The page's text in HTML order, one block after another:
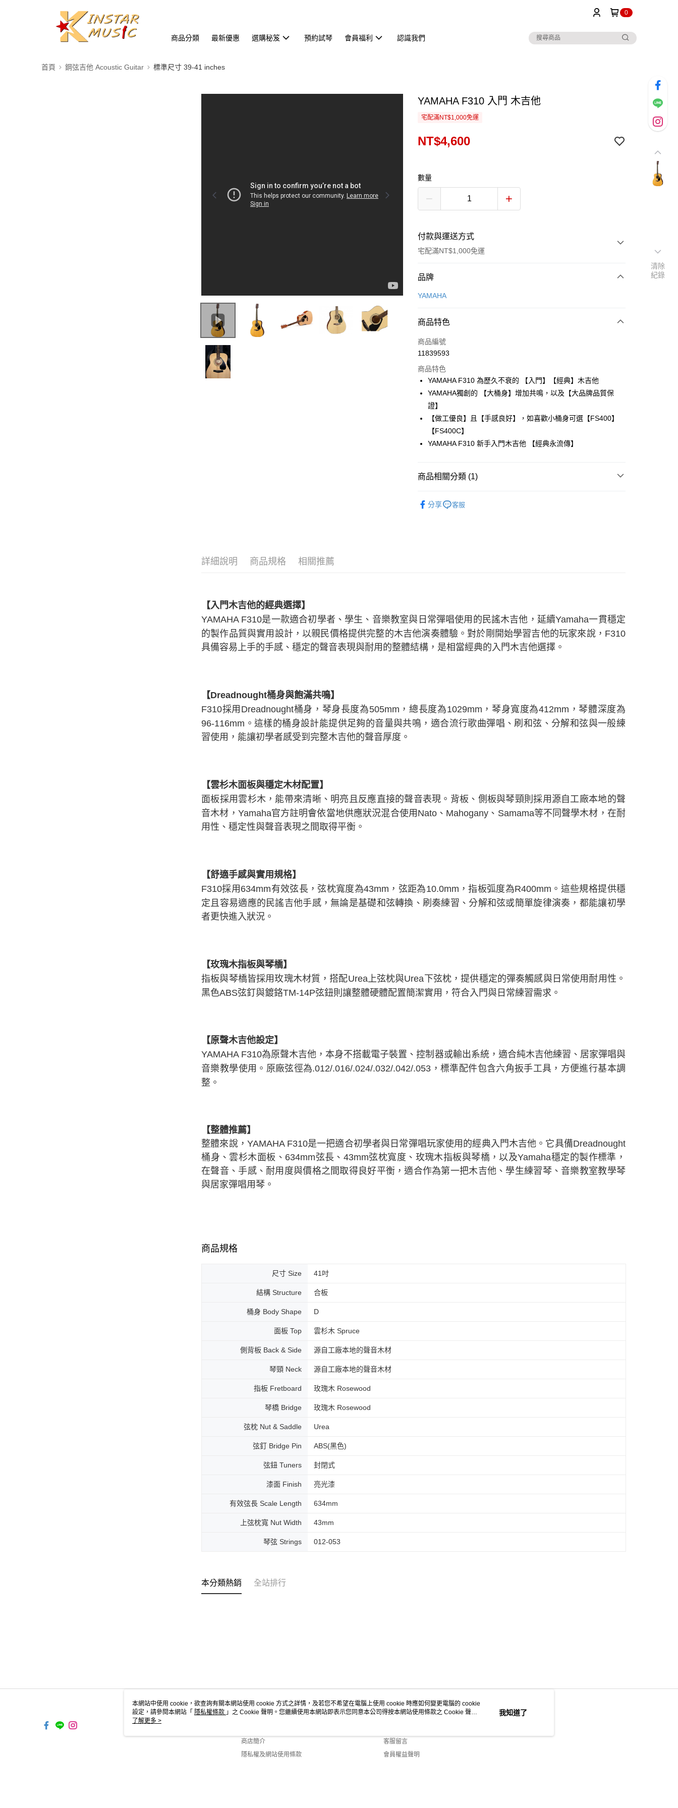
0
商品分類 最新優惠 選購秘笈 預約試琴 會員福利 認識我們
首頁 鋼弦吉他 Acoustic Guitar 標準尺寸 39-41 inches
YAMAHA F310 入門 木吉他
宅配滿NT$1,000免運
NT$4,600
數量
付款與運送方式
宅配滿NT$1,000免運
付款方式
信用卡一次付款
街口支付
悠遊付
ATM付款
運送方式
每筆NT$60，滿NT$1,000(含以上)免運費
品牌
YAMAHA
商品特色
商品編號
11839593
商品特色
YAMAHA F310 為歷久不衰的 【入門】【經典】木吉他
YAMAHA獨創的 【大桶身】增加共鳴，以及【大品牌品質保
證】
【做工優良】且【手感良好】，如喜歡小桶身可選【FS400】
【FS400C】
YAMAHA F310 新手入門木吉他 【經典永流傳】
商品相關分類 (1)
分享
客服
詳細說明 商品規格 相關推薦
【入門木吉他的經典選擇】
YAMAHA F310是一款適合初學者、學生、音樂教室與日常彈唱使用的民謠木吉他，延續Yamaha一貫穩定
的製作品質與實用設計，以親民價格提供完整的木吉他演奏體驗。對於剛開始學習吉他的玩家來說，F310
具備容易上手的手感、穩定的聲音表現與耐用的整體結構，是相當經典的入門木吉他選擇。
【Dreadnought桶身與飽滿共鳴】
F310採用Dreadnought桶身，琴身長度為505mm，總長度為1029mm，琴身寬度為412mm，琴體深度為
96-116mm。這樣的桶身設計能提供足夠的音量與共鳴，適合流行歌曲彈唱、刷和弦、分解和弦與一般練
習使用，能讓初學者感受到完整木吉他的聲音厚度。
【雲杉木面板與穩定木材配置】
面板採用雲杉木，能帶來清晰、明亮且反應直接的聲音表現。背板、側板與琴頸則採用源自工廠本地的聲
音木材，Yamaha官方註明會依當地供應狀況混合使用Nato、Mahogany、Samama等不同聲學木材，在耐
用性、穩定性與聲音表現之間取得平衡。
【舒適手感與實用規格】
F310採用634mm有效弦長，弦枕寬度為43mm，弦距為10.0mm，指板弧度為R400mm。這些規格提供穩
定且容易適應的民謠吉他手感，無論是基礎和弦轉換、刷奏練習、分解和弦或簡單旋律演奏，都能讓初學
者更快進入狀況。
【玫瑰木指板與琴橋】
指板與琴橋皆採用玫瑰木材質，搭配Urea上弦枕與Urea下弦枕，提供穩定的彈奏觸感與日常使用耐用性。
黑色ABS弦釘與鍍鉻TM-14P弦鈕則讓整體硬體配置簡潔實用，符合入門與日常練習需求。
【原聲木吉他設定】
YAMAHA F310為原聲木吉他，本身不搭載電子裝置、控制器或輸出系統，適合純木吉他練習、居家彈唱與
音樂教學使用。原廠弦徑為.012/.016/.024/.032/.042/.053，標準配件包含六角扳手工具，方便進行基本調
整。
【整體推薦】
整體來說，YAMAHA F310是一把適合初學者與日常彈唱玩家使用的經典入門木吉他。它具備Dreadnought
桶身、雲杉木面板、634mm弦長、43mm弦枕寬度、玫瑰木指板與琴橋，以及Yamaha穩定的製作標準，
在聲音、手感、耐用度與價格之間取得良好平衡，適合作為第一把木吉他、學生練習琴、音樂教室教學琴
與居家彈唱用琴。
商品規格
尺寸 Size 41吋
結構 Structure 合板
桶身 Body Shape D
面板 Top 雲杉木 Spruce
側背板 Back & Side 源自工廠本地的聲音木材
琴頸 Neck 源自工廠本地的聲音木材
指板 Fretboard 玫瑰木 Rosewood
琴橋 Bridge 玫瑰木 Rosewood
弦枕 Nut & Saddle Urea
弦釘 Bridge Pin ABS(黑色)
弦鈕 Tuners 封閉式
漆面 Finish 亮光漆
有效弦長 Scale Length 634mm
上弦枕寬 Nut Width 43mm
琴弦 Strings 012-053
本分類熱銷 全站排行
關於我們
商店簡介
隱私權及網站使用條款
客服資訊
客服留言
會員權益聲明
清除
紀錄
本網站中使用 cookie，欲查詢有關本網站使用 cookie 方式之詳情，及若您不希望在電腦上使用 cookie 時應如何變更電腦的 cookie
設定，請參閱本網站「 隱私權條款 」之 Cookie 聲明。您繼續使用本網站即表示您同意本公司得按本網站使用條款之 Cookie 聲明
使用 cookie。
了解更多 >
我知道了